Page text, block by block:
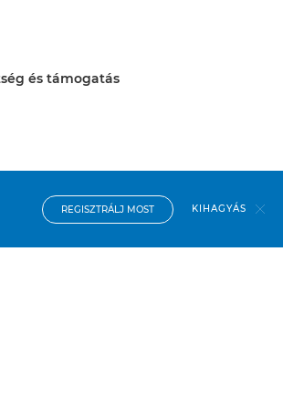
és támogatás
REGISZTRÁLJ MOST KIHAGYÁS